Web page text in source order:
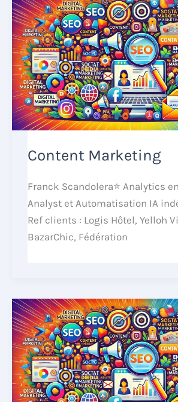
Content Marketing
Franck Scandolera⭐ Analytics
Analyst et Automatisation IA
Ref clients : Logis Hôtel, Yelloh
BazarChic, Fédération